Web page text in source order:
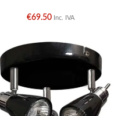
€69.50 Inc. IVA